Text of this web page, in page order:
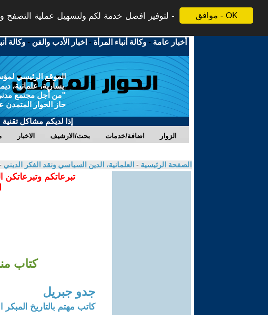
موافق - OK
لتوفير افضل خدمة لكم ولتسهيل عملية التصفح
أخبار عامة -وكالة أنباء المرأة - اخبار الأدب والفن -وكالة
الموقع الرئيسي
يسارية، علمانية،
"من أجل مجتمع مدني
حاز الحوار المتمدن
إذا لديكم مشاكل
الاخبار بحث/الارشيف اضافة/خدمات الزوار
الصفحة الرئيسية - العلمانية، الدين السياسي ونقد الفكر الديني
تبرعاتكم
كتاب
جدو جبريل
كاتب مهتم بالتاريخ